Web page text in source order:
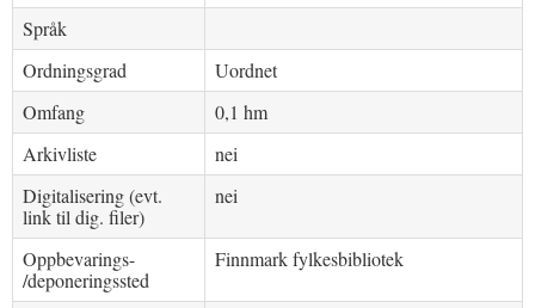
Språk
Ordningsgrad
Uordnet
Omfang
0,1 hm
Arkivliste
nei
Digitalisering (evt.
link til dig. filer)
nei
Oppbevarings-
/deponeringssted
Finnmark fylkesbibliotek